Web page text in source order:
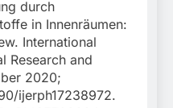
durch
in Innenräumen:
International
Research and
2020;
ijerph17238972.